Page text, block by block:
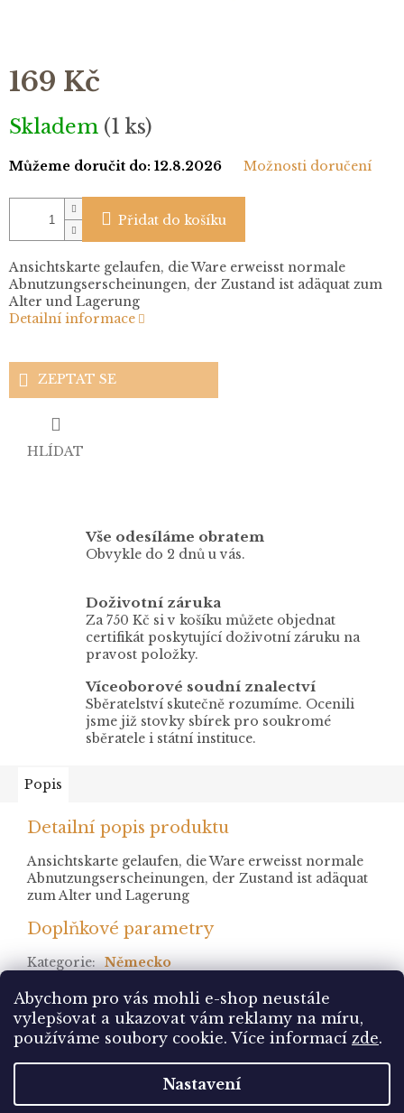
Abychom pro vás mohli e-shop neustále
vylepšovat a ukazovat vám reklamy na míru,
používáme soubory cookie. Více informací zde.
Nastavení
169 Kč
Měrná
cena:
Skladem (1 ks)
Můžeme doručit do: 12.8.2026 Možnosti doručení
Přidat do košíku
Ansichtskarte gelaufen, die Ware erweisst normale
Abnutzungserscheinungen, der Zustand ist adäquat zum
Alter und Lagerung
Detailní informace
ZEPTAT SE
HLÍDAT
Vše odesíláme obratem
Obvykle do 2 dnů u vás.
Doživotní záruka
Za 750 Kč si v košíku můžete objednat
certifikát poskytující doživotní záruku na
pravost položky.
Víceoborové soudní znalectví
Sběratelství skutečně rozumíme. Ocenili
jsme již stovky sbírek pro soukromé
sběratele i státní instituce.
Popis
Detailní popis produktu
Ansichtskarte gelaufen, die Ware erweisst normale
Abnutzungserscheinungen, der Zustand ist adäquat
zum Alter und Lagerung
Doplňkové parametry
Kategorie: Německo